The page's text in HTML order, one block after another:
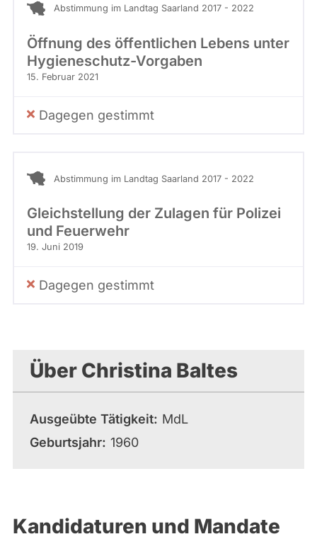
Abstimmung im Landtag Saarland 2017 - 2022
Öffnung des öffentlichen Lebens unter
Hygieneschutz-Vorgaben
15. Februar 2021
Dagegen gestimmt
Abstimmung im Landtag Saarland 2017 - 2022
Gleichstellung der Zulagen für Polizei
und Feuerwehr
19. Juni 2019
Dagegen gestimmt
Über Christina Baltes
Ausgeübte Tätigkeit
MdL
Geburtsjahr 1960
Kandidaturen und Mandate